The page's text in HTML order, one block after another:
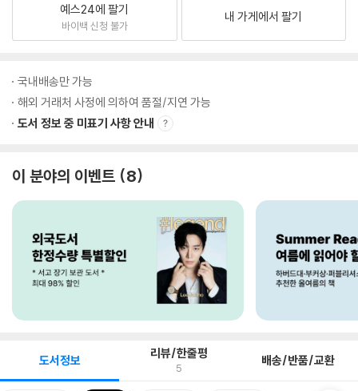
예스24에 팔기
바이백 신청 불가
내 가게에서 팔기
국내배송만 가능
해외 거래처 사정에 의하여 품절/지연 가능
도서 정보 중 미표기 사항 안내
이 분야의 이벤트 8
도서정보 리뷰/한줄평
5 배송/반품/교환